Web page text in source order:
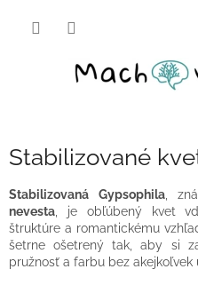
Stabilizované
Stabilizovaná Gypsophila,
nevesta, je obľúbený kvet
štruktúre a romantickému
šetrne ošetrený tak, aby si
pružnosť a farbu bez akejkoľvek